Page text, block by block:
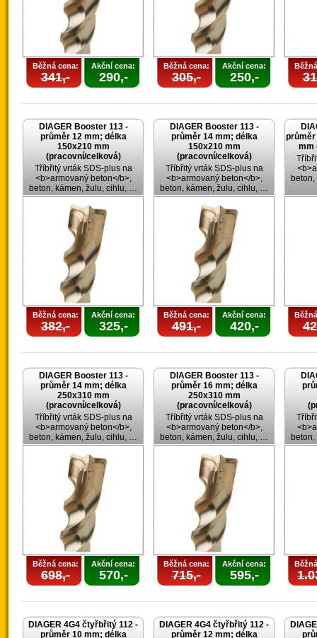
Běžná cena:
341,-
Akční cena:
290,-
Běžná cena:
305,-
Akční cena:
250,-
DIAGER Booster 113 -
průměr 12 mm; délka
150x210 mm
(pracovní/celková)
Tříbřitý vrták SDS-plus na
<b>armovaný beton</b>,
beton, kámen, žulu, cihlu, …
Běžná cena:
382,-
Akční cena:
325,-
DIAGER Booster 113 -
průměr 14 mm; délka
150x210 mm
(pracovní/celková)
Tříbřitý vrták SDS-plus na
<b>armovaný beton</b>,
beton, kámen, žulu, cihlu, …
Běžná cena:
491,-
Akční cena:
420,-
průměr
mm
DIAGER Booster 113 -
průměr 14 mm; délka
250x310 mm
(pracovní/celková)
Tříbřitý vrták SDS-plus na
<b>armovaný beton</b>,
beton, kámen, žulu, cihlu, …
Běžná cena:
698,-
Akční cena:
570,-
DIAGER Booster 113 -
průměr 16 mm; délka
250x310 mm
(pracovní/celková)
Tříbřitý vrták SDS-plus na
<b>armovaný beton</b>,
beton, kámen, žulu, cihlu, …
Běžná cena:
715,-
Akční cena:
595,-
DIAGER 4G4 čtyřbřitý 112 -
průměr 10 mm; délka
DIAGER 4G4 čtyřbřitý 112 -
průměr 12 mm; délka